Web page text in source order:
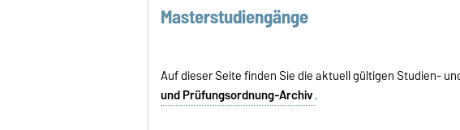
Masterstudiengänge
Auf dieser Seite finden Sie die aktuell gültigen Studien-
und Prüfungsordnung-Archiv.